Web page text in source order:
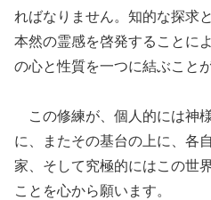
ればなりません。知的な探求
本然の霊感を啓発することに
の心と性質を一つに結ぶこと
この修練が、個人的には神
に、またその基台の上に、各
家、そして究極的にはこの世
ことを心から願います。